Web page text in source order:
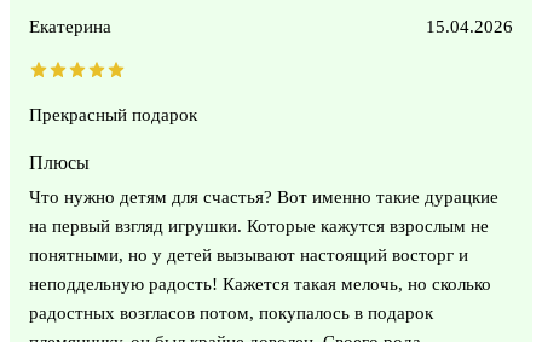
Екатерина 15.04.2026
Прекрасный подарок
Плюсы
Что нужно детям для счастья? Вот именно такие дурацкие
на первый взгляд игрушки. Которые кажутся взрослым не
понятными, но у детей вызывают настоящий восторг и
неподдельную радость! Кажется такая мелочь, но сколько
радостных возгласов потом, покупалось в подарок